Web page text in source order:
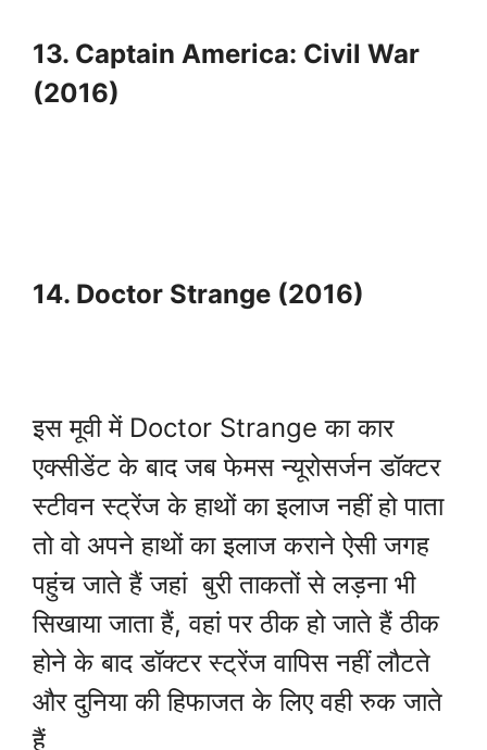
13. Captain America: Civil War
(2016)
14. Doctor Strange (2016)
इस मूवी में Doctor Strange का कार
एक्सीडेंट के बाद जब फेमस न्यूरोसर्जन डॉक्टर
स्टीवन स्ट्रेंज के हाथों का इलाज नहीं हो पाता
तो वो अपने हाथों का इलाज कराने ऐसी जगह
पहुंच जाते हैं जहां बुरी ताकतों से लड़ना भी
सिखाया जाता हैं, वहां पर ठीक हो जाते हैं ठीक
होने के बाद डॉक्टर स्ट्रेंज वापिस नहीं लौटते
और दुनिया की हिफाजत के लिए वही रुक जाते
हैं